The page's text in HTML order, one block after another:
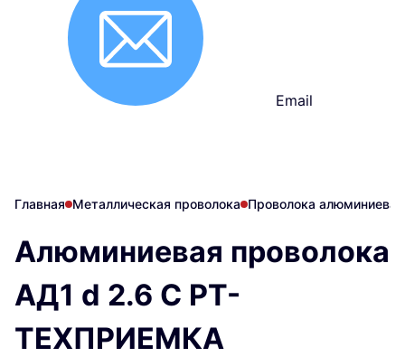
Email
Главная Металлическая проволока Проволока алюминиевая
Алюминиевая проволока
АД1 d 2.6 С РТ-
ТЕХПРИЕМКА